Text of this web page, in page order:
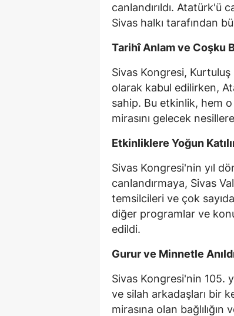
canlandırıldı. Atatürk'ü
Sivas halkı tarafından
Tarihî Anlam ve Coşku
Sivas Kongresi,
olarak kabul edilirken,
sahip. Bu etkinlik, hem
mirasını gelecek
Etkinliklere Yoğun
Sivas Kongresi'nin yıl
canlandırmaya, Sivas
temsilcileri ve çok
diğer programlar ve
edildi.
Gurur ve Minnetle
Sivas Kongresi'nin 105.
ve silah arkadaşları bir
mirasına olan bağlılığın